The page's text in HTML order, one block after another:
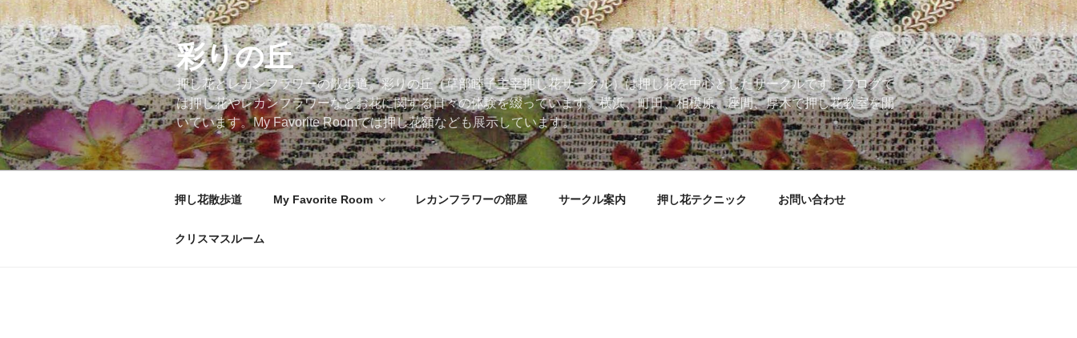
コ
ン
テ
ン
ツ
へ
ス
キ
ッ
彩りの丘
押し花とレカンフラワーの散歩道。彩りの丘（草部睦子主宰押し花サークル）は押し花を中心としたサークルです。ブログで
は押し花やレカンフラワーなどお花に関する日々の体験を綴っています。横浜、町田、相模原、座間、厚木で押し花教室を開
いています。My Favorite Roomでは押し花額なども展示しています。
押し花散歩道 My Favorite Room レカンフラワーの部屋 サークル案内 押し花テクニック お問い合わせ
クリスマスルーム